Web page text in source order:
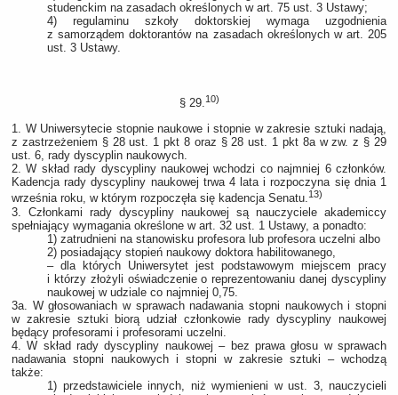
studenckim na zasadach określonych w art. 75 ust. 3 Ustawy;
4) regulaminu szkoły doktorskiej wymaga uzgodnienia
z samorządem doktorantów na zasadach określonych w art. 205
ust. 3 Ustawy.
§ 29.10)
1. W Uniwersytecie stopnie naukowe i stopnie w zakresie sztuki nadają,
z zastrzeżeniem § 28 ust. 1 pkt 8 oraz § 28 ust. 1 pkt 8a w zw. z § 29
ust. 6, rady dyscyplin naukowych.
2. W skład rady dyscypliny naukowej wchodzi co najmniej 6 członków.
Kadencja rady dyscypliny naukowej trwa 4 lata i rozpoczyna się dnia 1
września roku, w którym rozpoczęła się kadencja Senatu.13)
3. Członkami rady dyscypliny naukowej są nauczyciele akademiccy
spełniający wymagania określone w art. 32 ust. 1 Ustawy, a ponadto:
1) zatrudnieni na stanowisku profesora lub profesora uczelni albo
2) posiadający stopień naukowy doktora habilitowanego,
– dla których Uniwersytet jest podstawowym miejscem pracy
i którzy złożyli oświadczenie o reprezentowaniu danej dyscypliny
naukowej w udziale co najmniej 0,75.
3a. W głosowaniach w sprawach nadawania stopni naukowych i stopni
w zakresie sztuki biorą udział członkowie rady dyscypliny naukowej
będący profesorami i profesorami uczelni.
4. W skład rady dyscypliny naukowej – bez prawa głosu w sprawach
nadawania stopni naukowych i stopni w zakresie sztuki – wchodzą
także:
1) przedstawiciele innych, niż wymienieni w ust. 3, nauczycieli